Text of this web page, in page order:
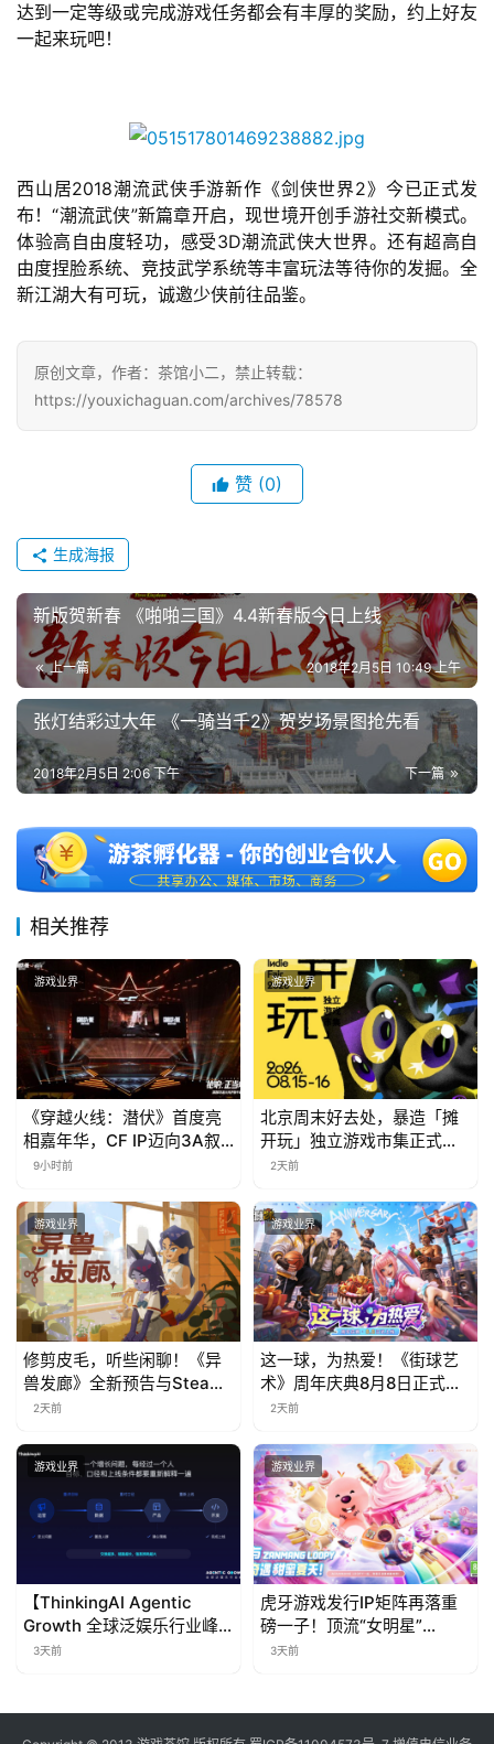
达到一定等级或完成游戏任务都会有丰厚的奖励，约上好友
一起来玩吧！
西山居2018潮流武侠手游新作《剑侠世界2》今已正式发
布！“潮流武侠”新篇章开启，现世境开创手游社交新模式。
体验高自由度轻功，感受3D潮流武侠大世界。还有超高自
由度捏脸系统、竞技武学系统等丰富玩法等待你的发掘。全
新江湖大有可玩，诚邀少侠前往品鉴。
原创文章，作者：茶馆小二，禁止转载：
https://youxichaguan.com/archives/78578
赞 (0)
生成海报
新版贺新春 《啪啪三国》4.4新春版今日上线
上一篇 2018年2月5日 10:49 上午
张灯结彩过大年 《一骑当千2》贺岁场景图抢先看
下一篇
2018年2月5日 2:06 下午
相关推荐
游戏业界
《穿越火线：潜伏》首度亮
相嘉年华，CF IP迈向3A叙
事新高度
9小时前
游戏业界
北京周末好去处，暴造「摊
开玩」独立游戏市集正式开
票！
2天前
游戏业界
修剪皮毛，听些闲聊！《异
兽发廊》全新预告与Steam
免费试玩公开
2天前
游戏业界
这一球，为热爱！《街球艺
术》周年庆典8月8日正式上
线，多重福利与全新内容同
2天前
游戏业界
【ThinkingAI Agentic
Growth 全球泛娱乐行业峰
会】Agent 时代，人到底负
3天前
游戏业界
虎牙游戏发行IP矩阵再落重
磅一子！顶流“女明星”
ZANMANG LOOPY 正版3D
3天前